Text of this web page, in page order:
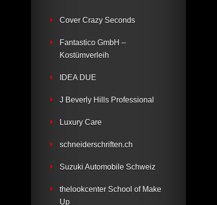
Cover Crazy Seconds
Fantastico GmbH –
Kostümverleih
IDEA DUE
J Beverly Hills Professional
Luxury Care
schneiderschriften.ch
Suzuki Automobile Schweiz
thelookcenter School of Make
Up